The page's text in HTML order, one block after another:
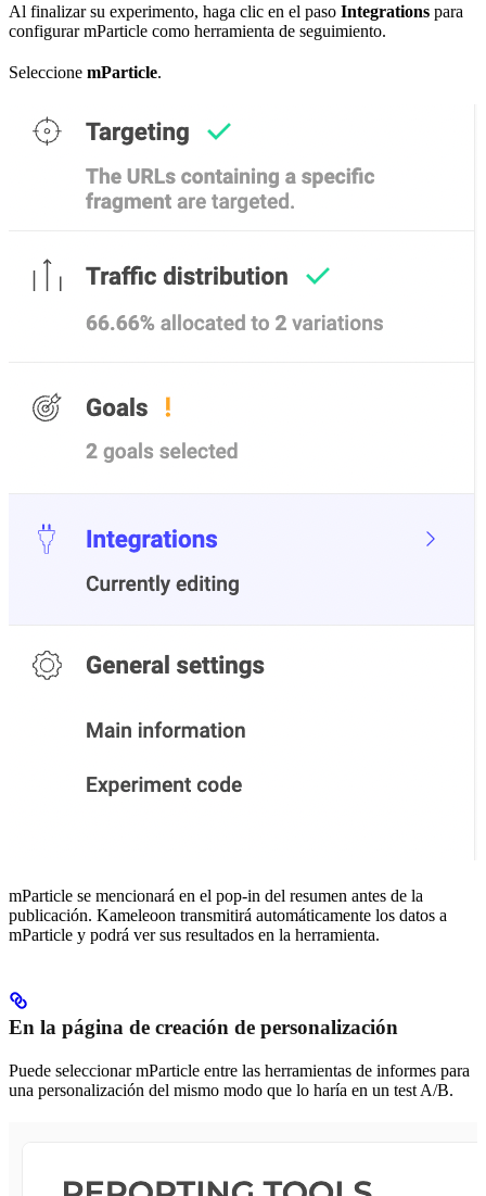
Al finalizar su experimento, haga clic en el paso Integrations para
configurar mParticle como herramienta de seguimiento.
Seleccione mParticle.
mParticle se mencionará en el pop-in del resumen antes de la
publicación. Kameleoon transmitirá automáticamente los datos a
mParticle y podrá ver sus resultados en la herramienta.
En la página de creación de personalización
Puede seleccionar mParticle entre las herramientas de informes para
una personalización del mismo modo que lo haría en un test A/B.